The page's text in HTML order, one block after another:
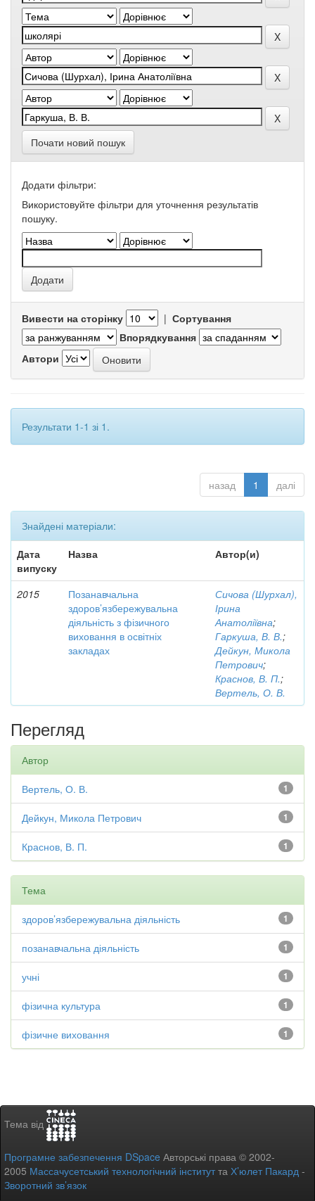
Почати новий пошук
Додати фільтри:
Використовуйте фільтри для уточнення результатів
пошуку.
Вивести на сторінку | Сортування
Впорядкування
Автори
Результати 1-1 зі 1.
назад 1 далі
Знайдені матеріали:
Дата
випуску
Назва Автор(и)
2015
Позанавчальна
здоров’язбережувальна
діяльність з фізичного
виховання в освітніх
закладах
Сичова (Шурхал),
Ірина
Анатоліївна;
Гаркуша, В. В.;
Дейкун, Микола
Петрович;
Краснов, В. П.;
Вертель, О. В.
Перегляд
Автор
1
Вертель, О. В.
1
Дейкун, Микола Петрович
1
Краснов, В. П.
Тема
1
здоров’язбережувальна діяльність
1
позанавчальна діяльність
1
учні
1
фізична культура
1
фізичне виховання
Тема від
Програмне забезпечення DSpace Авторські права © 2002-
2005 Массачусетський технологічний інститутта Х’юлет Пакард -
Зворотний зв’язок